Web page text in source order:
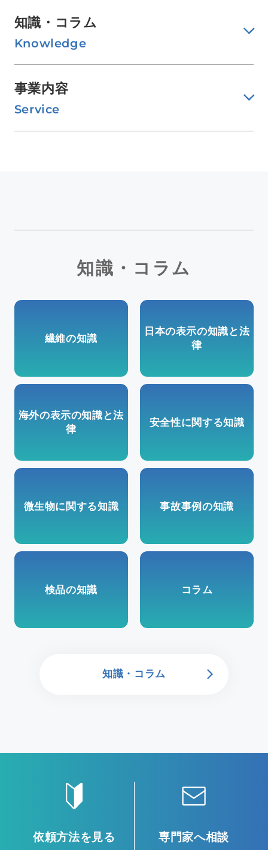
知識・コラム
Knowledge
事業内容
Service
知識・コラム
繊維の知識
日本の表示の知識と法
律
海外の表示の知識と法
律
安全性に関する知識
微生物に関する知識 事故事例の知識
検品の知識 コラム
知識・コラム
依頼方法を見る 専門家へ相談